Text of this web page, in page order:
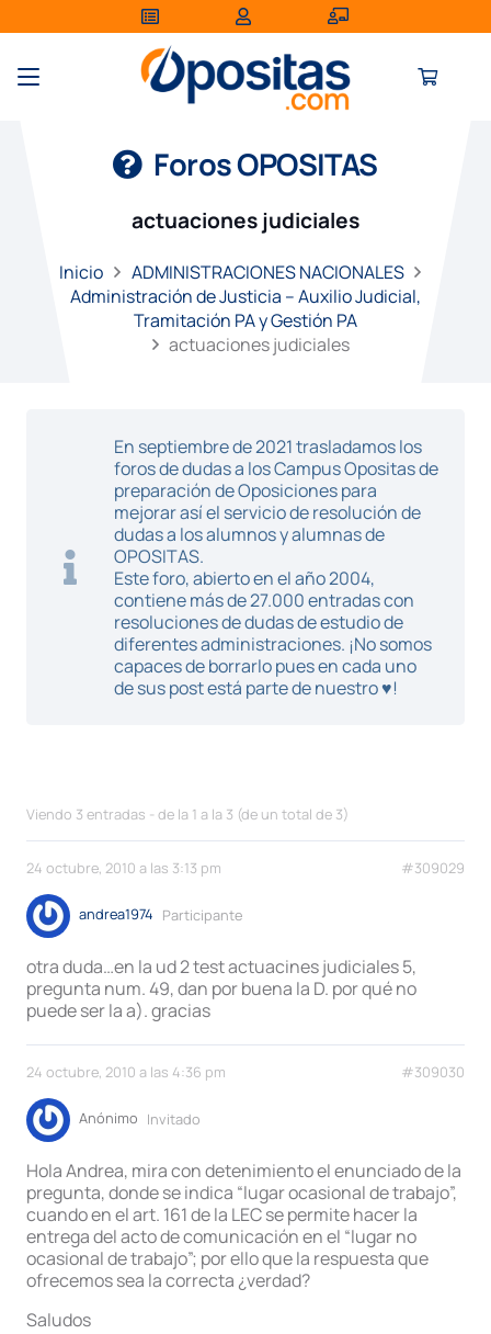
Foros OPOSITAS
actuaciones judiciales
Inicio
ADMINISTRACIONES NACIONALES
Administración de Justicia – Auxilio Judicial,
Tramitación PA y Gestión PA
actuaciones judiciales
En septiembre de 2021 trasladamos los
foros de dudas a los Campus Opositas de
preparación de Oposiciones para
mejorar así el servicio de resolución de
dudas a los alumnos y alumnas de
OPOSITAS.
Este foro, abierto en el año 2004,
contiene más de 27.000 entradas con
resoluciones de dudas de estudio de
diferentes administraciones. ¡No somos
capaces de borrarlo pues en cada uno
de sus post está parte de nuestro ♥!
Viendo 3 entradas - de la 1 a la 3 (de un total de 3)
24 octubre, 2010 a las 3:13 pm #309029
andrea1974 Participante
otra duda…en la ud 2 test actuacines judiciales 5,
pregunta num. 49, dan por buena la D. por qué no
puede ser la a). gracias
24 octubre, 2010 a las 4:36 pm #309030
Anónimo Invitado
Hola Andrea, mira con detenimiento el enunciado de la
pregunta, donde se indica “lugar ocasional de trabajo”,
cuando en el art. 161 de la LEC se permite hacer la
entrega del acto de comunicación en el “lugar no
ocasional de trabajo”; por ello que la respuesta que
ofrecemos sea la correcta ¿verdad?
Saludos